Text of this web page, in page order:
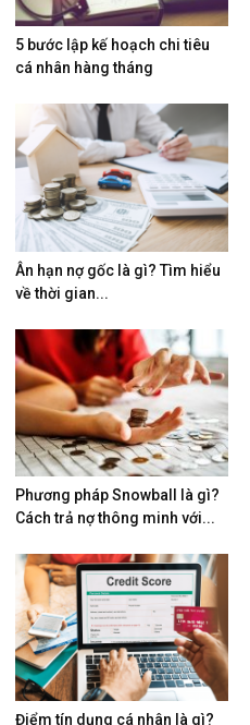
5 bước lập kế hoạch chi tiêu
cá nhân hàng tháng
Ân hạn nợ gốc là gì? Tìm hiểu
về thời gian...
Phương pháp Snowball là gì?
Cách trả nợ thông minh với...
Điểm tín dụng cá nhân là gì?